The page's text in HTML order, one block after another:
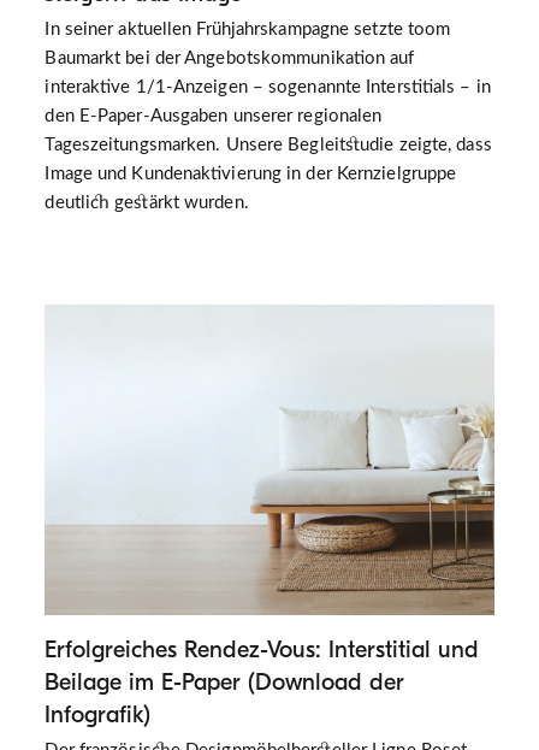
In seiner aktuellen Frühjahrskampagne setzte toom
Baumarkt bei der Angebotskommunikation auf
interaktive 1/1-Anzeigen – sogenannte Interstitials – in
den E-Paper-Ausgaben unserer regionalen
Tageszeitungsmarken. Unsere Begleitstudie zeigte, dass
Image und Kundenaktivierung in der Kernzielgruppe
deutlich gestärkt wurden.
Erfolgreiches Rendez-Vous: Interstitial und
Beilage im E-Paper (Download der
Infografik)